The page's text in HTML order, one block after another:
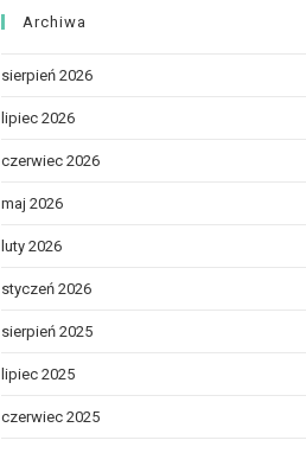
Archiwa
sierpień 2026
lipiec 2026
czerwiec 2026
maj 2026
luty 2026
styczeń 2026
sierpień 2025
lipiec 2025
czerwiec 2025